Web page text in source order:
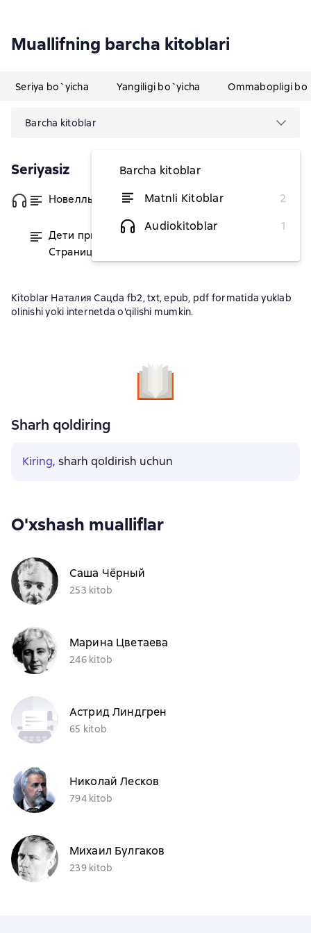
Muallifning barcha kitoblari
Seriya bo`yicha Yangiligi bo`yicha Ommabopligi
Barcha kitoblar
Barcha kitoblar
Matnli Kitoblar
2
Audiokitoblar
1
Seriyasiz
Новеллы моей жизни dan 87 675,64 soʻm
Дети приходят в театр.
Страницы воспоминаний
Kitoblar Наталия Сацda fb2, txt, epub, pdf formatida yuklab
olinishi yoki internetda o'qilishi mumkin.
Sharh qoldiring
Kiring, sharh qoldirish uchun
O'xshash mualliflar
Саша Чёрный
253 kitob
Марина Цветаева
246 kitob
Астрид Линдгрен
65 kitob
Николай Лесков
794 kitob
Михаил Булгаков
239 kitob